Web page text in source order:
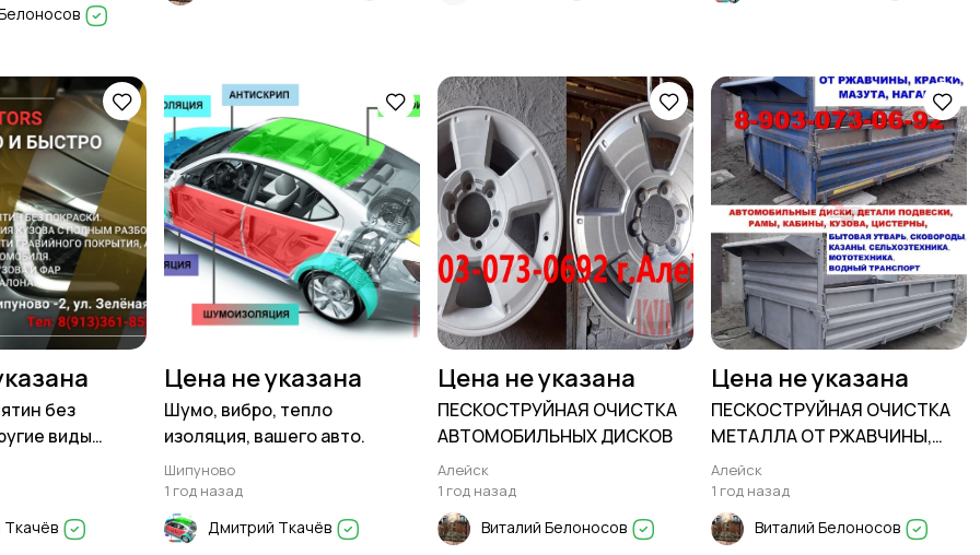
без
виды
Цена не указана
Шумо, вибро, тепло
изоляция, вашего авто.
Шипуново
1 год назад
Дмитрий Ткачёв
Цена не указана
ПЕСКОСТРУЙНАЯ ОЧИСТКА
АВТОМОБИЛЬНЫХ ДИСКОВ
Алейск
1 год назад
Виталий Белоносов
Цена не указана
ПЕСКОСТРУЙНАЯ ОЧИСТКА
МЕТАЛЛА ОТ РЖАВЧИНЫ,
КРАСКИ, МАЗУТА, НАГАРА.
Алейск
1 год назад
Виталий Белоносов